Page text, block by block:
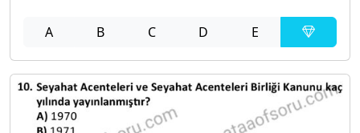
A B C D E